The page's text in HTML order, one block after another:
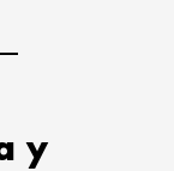
y